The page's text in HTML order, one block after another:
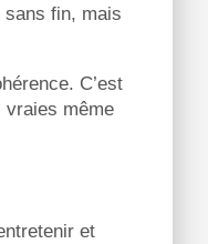
sans fin, mais
C’est
vraies même
et